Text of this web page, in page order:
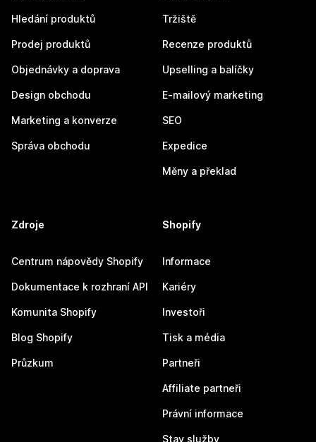
Hledání produktů
Prodej produktů
Objednávky a doprava
Design obchodu
Marketing a konverze
Správa obchodu
Tržiště
Recenze produktů
Upselling a balíčky
E-mailový marketing
SEO
Expedice
Měny a překlad
Zdroje
Centrum nápovědy Shopify
Dokumentace k rozhraní API
Komunita Shopify
Blog Shopify
Průzkum
Shopify
Informace
Kariéry
Investoři
Tisk a média
Partneři
Affiliate partneři
Právní informace
Stav služby